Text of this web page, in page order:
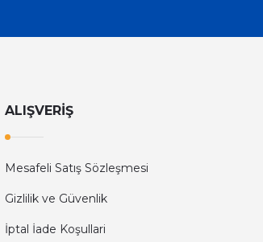
ALIŞVERİŞ
Mesafeli Satış Sözleşmesi
Gizlilik ve Güvenlik
İptal İade Koşullari